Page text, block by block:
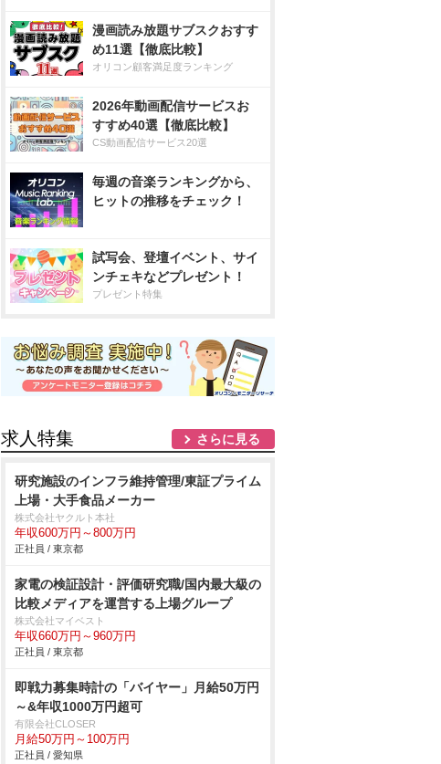
漫画読み放題サブスクおすす
め11選【徹底比較】
オリコン顧客満足度ランキング
2026年動画配信サービスお
すすめ40選【徹底比較】
CS動画配信サービス20選
毎週の音楽ランキングから、
ヒットの推移をチェック！
試写会、登壇イベント、サイ
ンチェキなどプレゼント！
プレゼント特集
求人特集 さらに見る
研究施設のインフラ維持管理/東証プライム
上場・大手食品メーカー
株式会社ヤクルト本社
年収600万円～800万円
正社員 / 東京都
家電の検証設計・評価研究職/国内最大級の
比較メディアを運営する上場グループ
株式会社マイベスト
年収660万円～960万円
正社員 / 東京都
即戦力募集時計の「バイヤー」月給50万円
～&年収1000万円超可
有限会社CLOSER
月給50万円～100万円
正社員 / 愛知県